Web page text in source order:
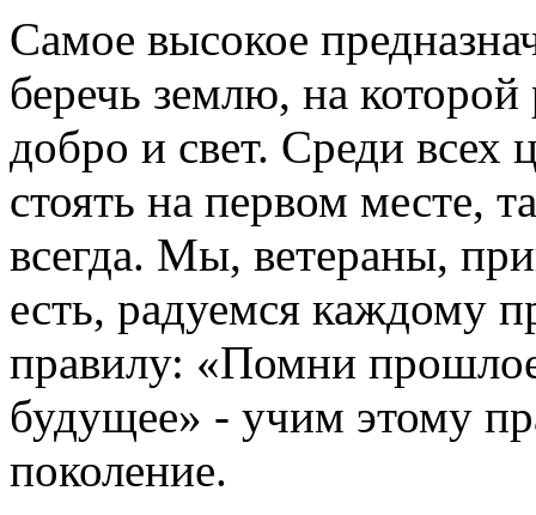
Самое высокое
беречь землю, на
добро и свет. Среди всех
стоять на первом месте,
всегда. Мы, ветераны,
есть, радуемся каждому
правилу: «Помни
будущее» - учим этому
поколение.